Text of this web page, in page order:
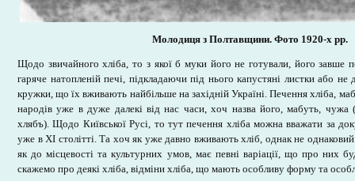
Молодиця з Полтавщини. Фото 1920-х рр.
Щодо звичайного хліба, то з якої б муки його не готували, його завше
гаряче натопленій печі, підкладаючи під нього капустяні листки або не
кружки, що їх вживають найбільше на західній Україні. Печення хліба,
народів уже в дуже далекі від нас часи, хоч назва його, мабуть, чужа
хлябъ). Щодо Київської Русі, то тут печення хліба можна вважати за
уже в XI столітті. Та хоч як уже давно вживають хліб, однак не однаковий
як до місцевості та культурних умов, має певні варіації, що про них
скажемо про деякі хліба, відміни хліба, що мають особливу форму та